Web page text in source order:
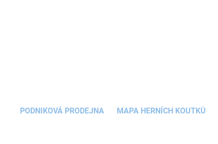
PODNIKOVÁ PRODEJNA MAPA HERNÍCH KOUTKŮ